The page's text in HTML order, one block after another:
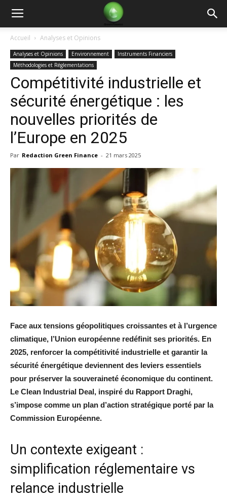
Green
Finance
Accueil Analyses et Opinions
Analyses et Opinions Environnement
Instruments Financiers
Méthodologies et Réglementations
Compétitivité industrielle et
sécurité énergétique : les
nouvelles priorités de
l’Europe en 2025
Par Redaction Green Finance - 21 mars 2025
Face aux tensions géopolitiques croissantes et à l’urgence
climatique, l’Union européenne redéfinit ses priorités. En
2025, renforcer la compétitivité industrielle et garantir la
sécurité énergétique deviennent des leviers essentiels
pour préserver la souveraineté économique du continent.
Le Clean Industrial Deal, inspiré du Rapport Draghi,
s’impose comme un plan d’action stratégique porté par la
Commission Européenne.
Un contexte exigeant :
simplification réglementaire vs
relance industrielle